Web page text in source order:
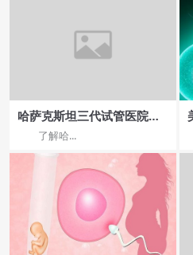
哈萨克斯坦三代试管医院就
诊攻略
了解哈...